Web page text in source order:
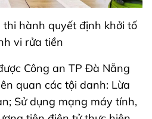
hành quyết định khởi tố
vi rửa tiền
Công an TP Đà Nẵng
quan các tội danh: Lừa
Sử dụng mạng máy tính,